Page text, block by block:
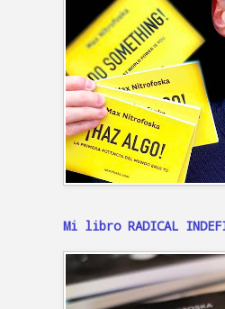
Mi libro RADICAL